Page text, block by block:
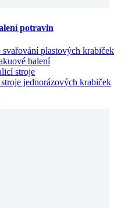
potravin
plastových krabiček
balení
stroje
jednorázových krabiček